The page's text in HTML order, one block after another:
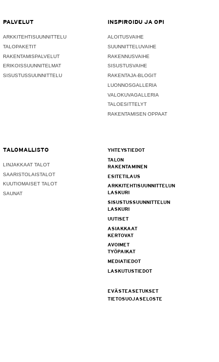
PALVELUT
ARKKITEHTISUUNNITTELU
TALOPAKETIT
RAKENTAMISPALVELUT
ERIKOISSUUNNITELMAT
SISUSTUSSUUNNITTELU
INSPIROIDU JA OPI
ALOITUSVAIHE
SUUNNITTELUVAIHE
RAKENNUSVAIHE
SISUSTUSVAIHE
RAKENTAJA-BLOGIT
LUONNOSGALLERIA
VALOKUVAGALLERIA
TALOESITTELYT
RAKENTAMISEN OPPAAT
TALOMALLISTO
LINJAKKAAT TALOT
SAARISTOLAISTALOT
KUUTIOMAISET TALOT
SAUNAT
YHTEYSTIEDOT
TALON
RAKENTAMINEN
ESITETILAUS
ARKKITEHTISUUNNITTELUN
LASKURI
SISUSTUSSUUNNITTELUN
LASKURI
UUTISET
ASIAKKAAT
KERTOVAT
AVOIMET
TYÖPAIKAT
MEDIATIEDOT
LASKUTUSTIEDOT
EVÄSTEASETUKSET
TIETOSUOJASELOSTE